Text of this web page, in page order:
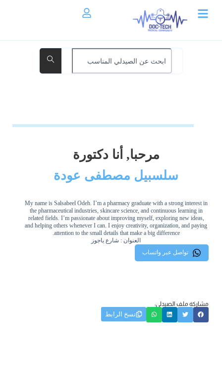
مرحبا, أنا دكتورة
سلسبيل مصطفى عودة
My name is Salsabeel Odeh. I’m a pharmacy graduate with a strong interest in
the pharmaceutical industries, skincare science, and continuous learning in
related fields. I’m passionate about improving myself, exploring new ideas,
and helping others whenever I can. I enjoy creativity, organization, and paying
attention to the small details that make a big difference.
العنوان : شارع ياجوز
تواصل عبر واتساب
مشاركة ملف الصيدلي:
نسخ الرابط